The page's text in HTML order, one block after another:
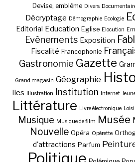
Devise, emblème Divers
Décryptage Démographie Ecologie
Editorial Education Eglise Elocution
Evènements Exposition
Fiscalité Francophonie
Gastronomie Gazette
Grand magasin Géographie
Iles Illustration Institution Internet
Littérature Livre électronique
Musique Musique de film Musée
Nouvelle Opéra Opérette
d'attractions Parfum
Politique